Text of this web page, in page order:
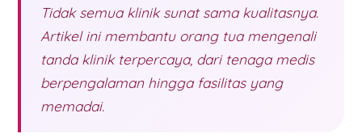
Tidak semua klinik sunat sama kualitasnya.
Artikel ini membantu orang tua mengenali
tanda klinik terpercaya, dari tenaga medis
berpengalaman hingga fasilitas yang
memadai.